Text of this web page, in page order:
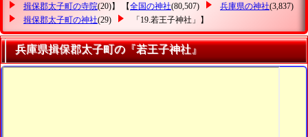
揖保郡太子町の寺院(20)】 【全国の神社(80,507) 兵庫県の神社(3,837)
揖保郡太子町の神社(29) 「19.若王子神社」 】
兵庫県揖保郡太子町の『若王子神社』